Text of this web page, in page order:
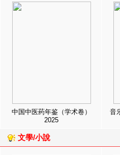
中国中医药年鉴（学术卷）
2025
音
文學/小說